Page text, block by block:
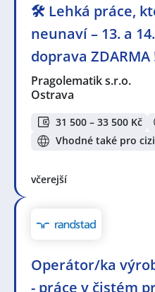
🛠️ Lehká práce,
neunaví – 13. a
doprava
Pragolematik s.r.o.
Ostrava
31 500 – 33 500 Kč
Vhodné také pro
včerejší
Operátor/ka
- práce v čistém